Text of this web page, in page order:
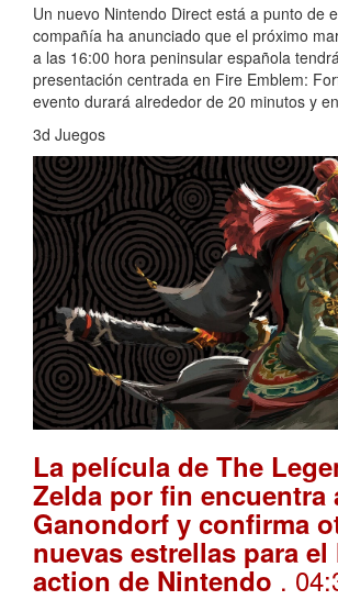
Un nuevo Nintendo Direct está a punto de
compañía ha anunciado que el próximo
a las 16:00 hora peninsular española
presentación centrada en Fire Emblem:
evento durará alrededor de 20 minutos y
3d Juegos
La película de The
Zelda por fin encuentra
Ganondorf y confirma
nuevas estrellas para el
action de Nintendo .